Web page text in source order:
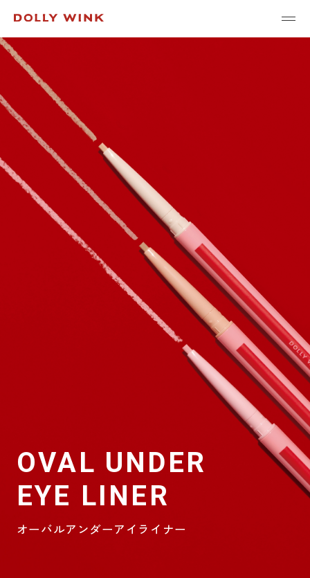
OVAL UNDER
EYE LINER
オーバルアンダーアイライナー